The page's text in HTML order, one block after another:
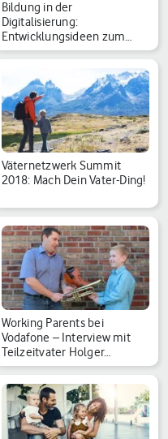
Bildung in der
Digitalisierung:
Entwicklungsideen zum
Internation…
Väternetzwerk Summit
2018: Mach Dein Vater-Ding!
Working Parents bei
Vodafone – Interview mit
Teilzeitvater Holger…